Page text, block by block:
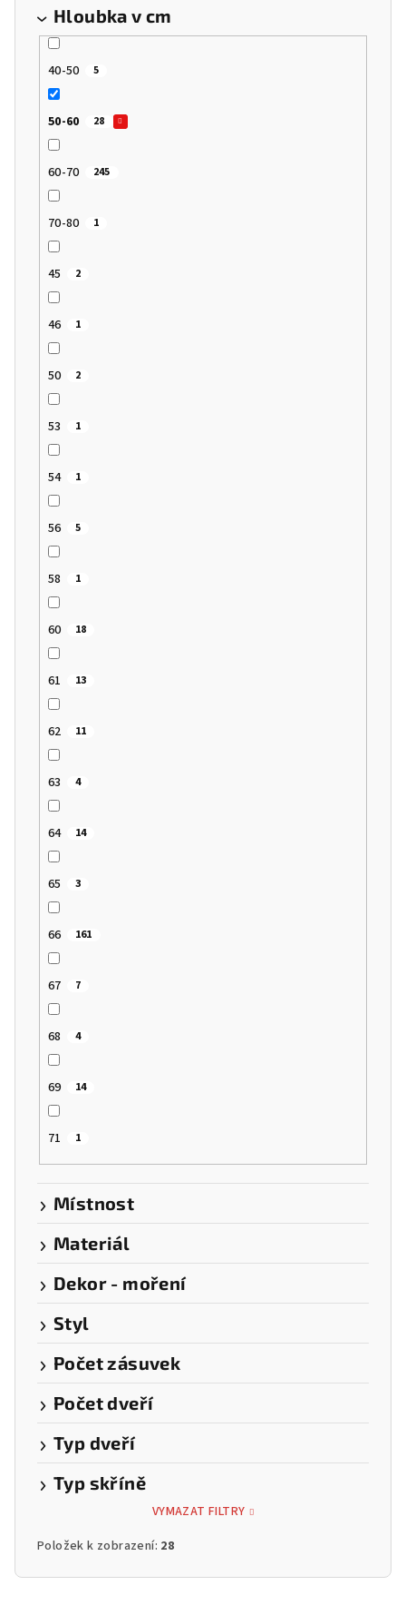
Hloubka v cm
40-50 5
50-60 28
60-70 245
70-80 1
45 2
46 1
50 2
53 1
54 1
56 5
58 1
60 18
61 13
62 11
63 4
64 14
65 3
66 161
67 7
68 4
69 14
71 1
Místnost
Materiál
Dekor - moření
Styl
Počet zásuvek
Počet dveří
Typ dveří
Typ skříně
VYMAZAT FILTRY
Položek k zobrazení: 28